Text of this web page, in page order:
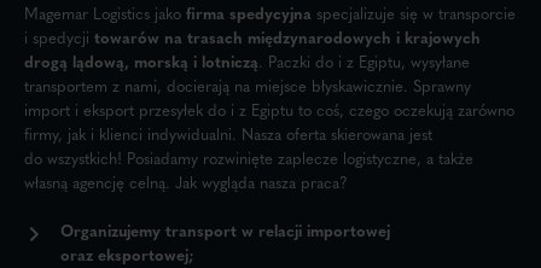
Magemar Logistics jako firma spedycyjna specjalizuje się w transporcie
i spedycji towarów na trasach międzynarodowych i krajowych
drogą lądową, morską i lotniczą. Paczki do i z Egiptu, wysyłane
transportem z nami, docierają na miejsce błyskawicznie. Sprawny
import i eksport przesyłek do i z Egiptu to coś, czego oczekują zarówno
firmy, jak i klienci indywidualni. Nasza oferta skierowana jest
do wszystkich! Posiadamy rozwinięte zaplecze logistyczne, a także
własną agencję celną. Jak wygląda nasza praca?
Organizujemy transport w relacji importowej
oraz eksportowej;